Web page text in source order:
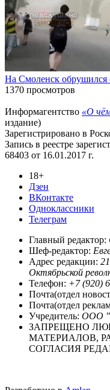
На Смоленск обрушился
1370 просмотров
Информагентство «О
издание)
Зарегистрировано в
Запись в реестре
68403 от 16.01.2017 г.
18+
Дзен
ВКонтакте
Одноклассники
Телеграм
Главный редактор:
Шеф-редактор:
Адрес редакции:
Октябрьской
Телефон: +7 (920)
Почта(отдел
Почта(отдел
Учредитель: ООО
ЗАПРЕЩЕНО
МАТЕРИАЛОВ,
СОГЛАСИЯ